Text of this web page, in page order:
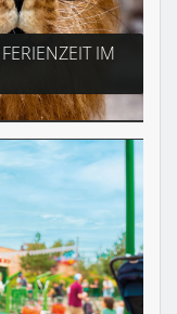
IM